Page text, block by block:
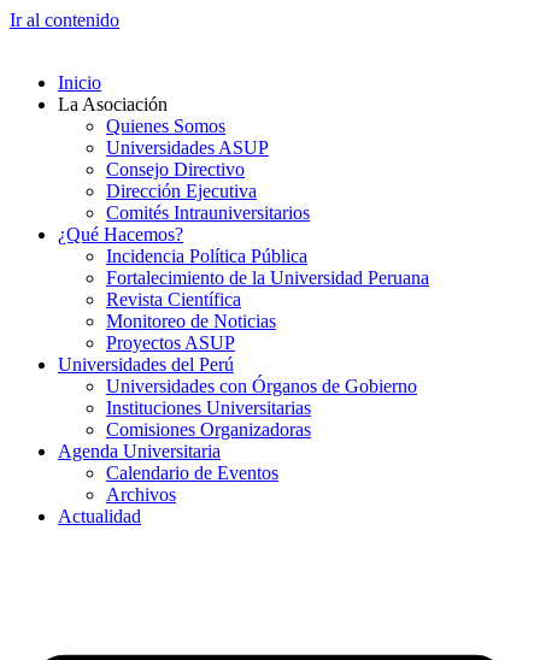
Ir al contenido
Inicio
La Asociación
Quienes Somos
Universidades ASUP
Consejo Directivo
Dirección Ejecutiva
Comités Intrauniversitarios
¿Qué Hacemos?
Incidencia Política Pública
Fortalecimiento de la Universidad Peruana
Revista Científica
Monitoreo de Noticias
Proyectos ASUP
Universidades del Perú
Universidades con Órganos de Gobierno
Instituciones Universitarias
Comisiones Organizadoras
Agenda Universitaria
Calendario de Eventos
Archivos
Actualidad